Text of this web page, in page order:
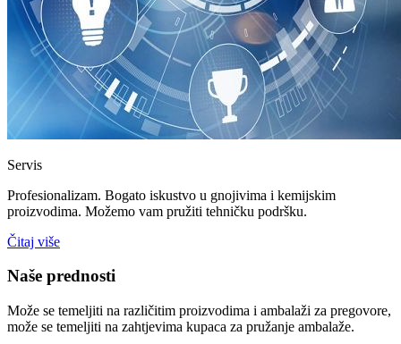
Servis
Profesionalizam. Bogato iskustvo u gnojivima i kemijskim
proizvodima. Možemo vam pružiti tehničku podršku.
Čitaj više
Naše prednosti
Može se temeljiti na različitim proizvodima i ambalaži za pregovore,
može se temeljiti na zahtjevima kupaca za pružanje ambalaže.